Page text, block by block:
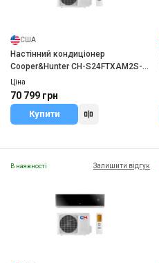
США
Настінний кондиціонер
Cooper&Hunter CH-S24FTXAM2S-
BL
Ціна
70 799 грн
Купити
В наявності Залишити відгук